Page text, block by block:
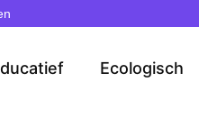
Ecologisch